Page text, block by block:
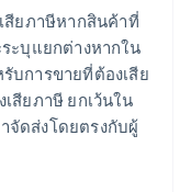
สียภาษีหากสินค้าที่
ะบุแยกต่างหากใน
บการขายที่ต้องเสีย
สียภาษี ยกเว้นใน
จัดส่งโดยตรงกับผู้